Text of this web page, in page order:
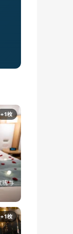
+1枚
瑰与
+1枚